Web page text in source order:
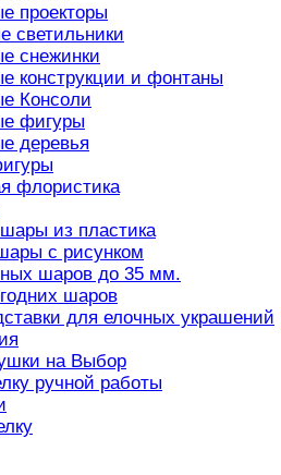
проекторы
светильники
снежинки
конструкции и фонтаны
Консоли
фигуры
деревья
флористика
из пластика
с рисунком
шаров до 35 мм.
шаров
для елочных украшений
на Выбор
ручной работы